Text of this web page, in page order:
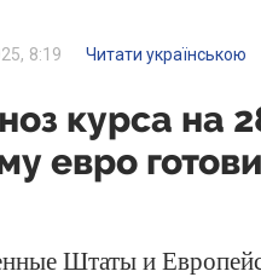
8:19 Читати українською
курса на
евро
Штаты и